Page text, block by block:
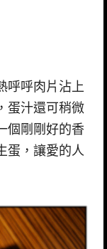
呼肉片沾上
蛋汁還可稍微
個剛剛好的香
蛋，讓愛的人